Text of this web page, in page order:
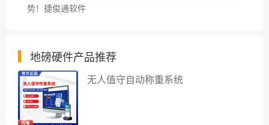
势！捷俊通软件
地磅硬件产品推荐
无人值守自动称重系统